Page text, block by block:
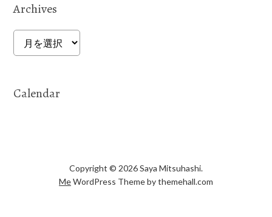
Archives
Archives
Calendar
Copyright © 2026 Saya Mitsuhashi.
MeWordPress Theme by themehall.com